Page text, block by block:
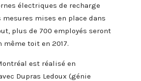
électriques de recharge
mises en place dans
plus de 700 employés seront
même toit en 2017.
est réalisé en
Dupras Ledoux (génie